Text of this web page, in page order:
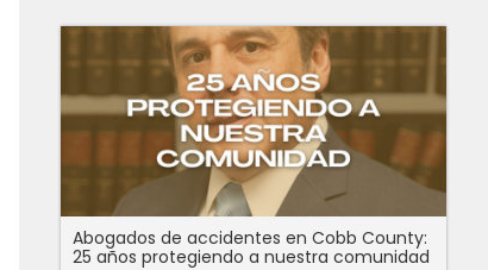
Abogados de accidentes en Cobb County:
25 años protegiendo a nuestra comunidad